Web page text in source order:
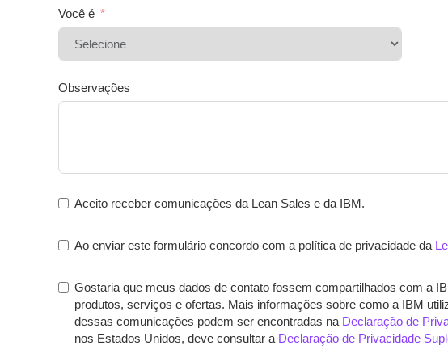
Você é
Observações
Aceito receber comunicações da Lean Sales e da IBM.
Ao enviar este formulário concordo com a política de privacidade da
Gostaria que meus dados de contato fossem compartilhados com a
produtos, serviços e ofertas. Mais informações sobre como a IBM
dessas comunicações podem ser encontradas na Declaração de
nos Estados Unidos, deve consultar a Declaração de Privacidade